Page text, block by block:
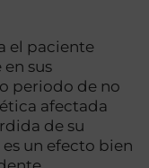
el paciente
sus
periodo de no
afectada
de su
es un efecto bien